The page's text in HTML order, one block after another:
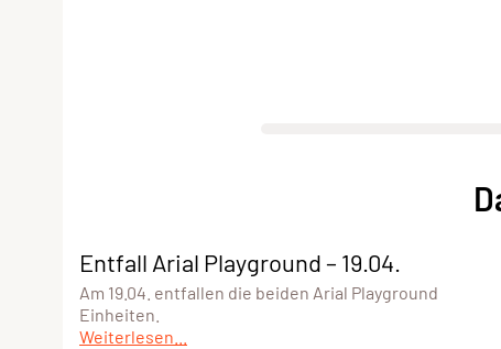
Entfall Arial Playground – 19.04.
Am 19.04. entfallen die beiden Arial Playground
Einheiten.
Weiterlesen...